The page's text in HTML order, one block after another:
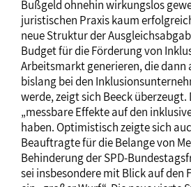
Bußgeld ohnehin wirkungslos
juristischen Praxis kaum
neue Struktur der
Budget für die Förderung von
Arbeitsmarkt generieren, die dann
bislang bei den
werde, zeigt sich Beeck überzeugt.
„messbare Effekte auf den
haben. Optimistisch zeigte sich
Beauftragte für die Belange von
Behinderung der SPD-
sei insbesondere mit Blick auf den